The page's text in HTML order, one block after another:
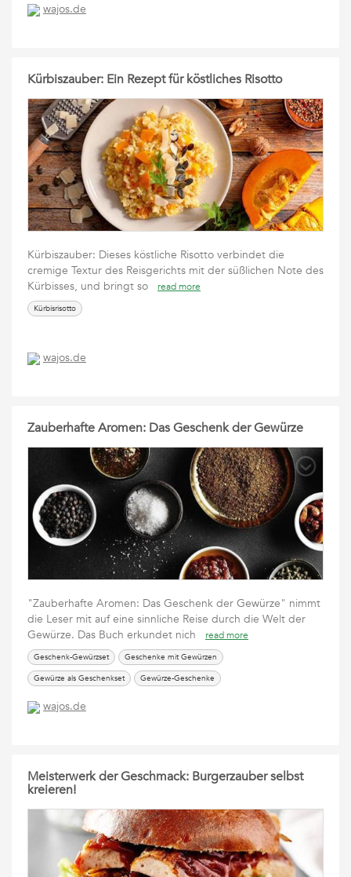
wajos.de
Kürbiszauber: Ein Rezept für köstliches Risotto
Kürbiszauber: Dieses köstliche Risotto verbindet die
cremige Textur des Reisgerichts mit der süßlichen Note des
Kürbisses, und bringt so
read more
Kürbisrisotto
wajos.de
Zauberhafte Aromen: Das Geschenk der Gewürze
"Zauberhafte Aromen: Das Geschenk der Gewürze" nimmt
die Leser mit auf eine sinnliche Reise durch die Welt der
Gewürze. Das Buch erkundet nich
read more
Geschenk-Gewürzset
Geschenke mit Gewürzen
Gewürze als Geschenkset
Gewürze-Geschenke
wajos.de
Meisterwerk der Geschmack: Burgerzauber selbst
kreieren!